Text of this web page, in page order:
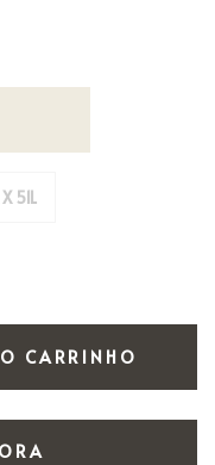
51L
CARRINHO